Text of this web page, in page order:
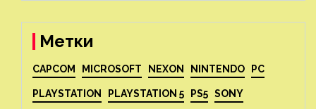
Метки
CAPCOM MICROSOFT NEXON NINTENDO PC
PLAYSTATION PLAYSTATION 5 PS5 SONY